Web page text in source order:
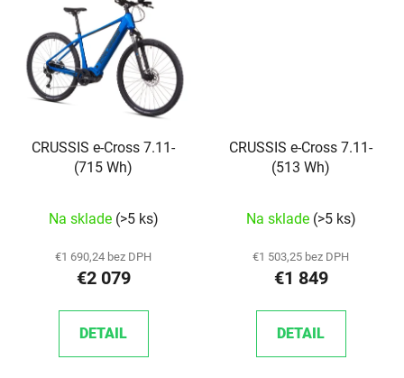
CRUSSIS e-Cross 7.11-
(715 Wh)
Na sklade (>5 ks)
€1 690,24 bez DPH
€2 079
DETAIL
CRUSSIS e-Cross 7.11-
(513 Wh)
Na sklade (>5 ks)
€1 503,25 bez DPH
€1 849
DETAIL